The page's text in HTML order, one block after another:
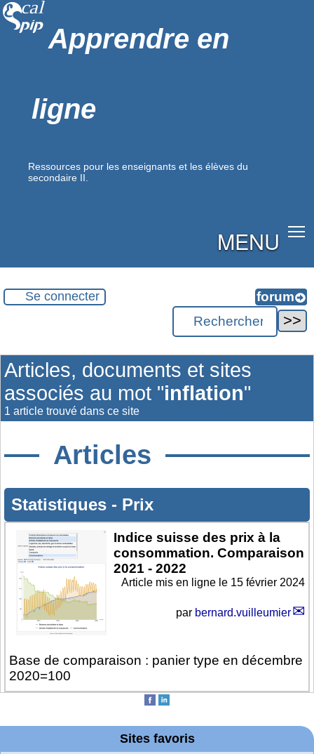
Apprendre en
ligne
Ressources pour les enseignants et les élèves du
secondaire II.
MENU
Se connecter
Articles, documents et sites
associés au mot "inflation"
1 article trouvé dans ce site
Articles
Statistiques - Prix
Indice suisse des prix à la
consommation. Comparaison
2021 - 2022
Base de comparaison : panier type en décembre
2020=100
Article mis en ligne le 15 février 2024
par bernard.vuilleumier
Sites favoris